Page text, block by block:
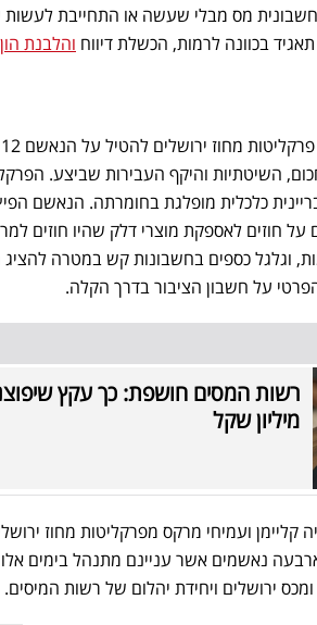
מס מבלי שעשה או התחייבת
בכוונה לרמות, הכשלת דיווח והלבנת הון
השיטתיות והיקף העבירות שביצע.
כלכלית מופלגת בחומרתה. הנאשם
חוזים לאספקת מוצרי דלק שהיו חוזים
וגלגל כספים בחשבונות קש במטרה
על חשבון הציבור בדרך הקלה.
מיליון שקל
קליימן ועמיחי מרקס מפרקליטות מחוז
ארבעה נאשמים אשר עניינם מתנהל בימים
ומכס ירושלים ויחידת יהלום של רשות המיסים.